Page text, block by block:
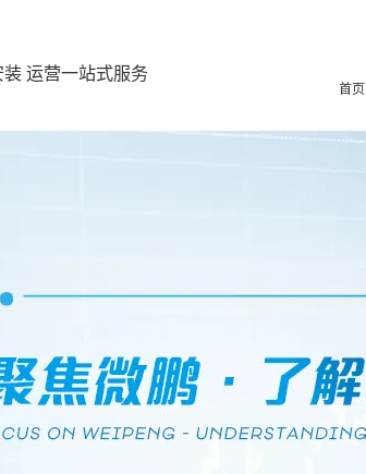
运营一站式服务
首页